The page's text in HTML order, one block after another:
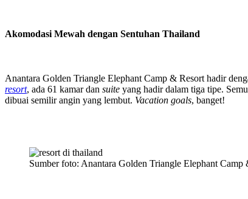
Akomodasi Mewah dengan Sentuhan Thailand
Anantara Golden Triangle Elephant Camp & Resort hadir
resort, ada 61 kamar dan suite yang hadir dalam tiga tipe.
dibuai semilir angin yang lembut. Vacation goals, banget!
Sumber foto: Anantara Golden Triangle Elephant Camp